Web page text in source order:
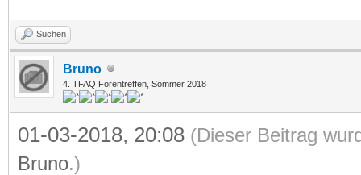
Suchen
Bruno
4. TFAQ Forentreffen, Sommer 2018
01-03-2018, 20:08 (Dieser Beitrag
Bruno.)